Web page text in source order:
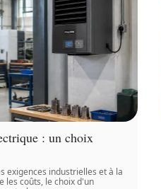
: un choix
exigences industrielles et à la
les coûts, le choix d'un